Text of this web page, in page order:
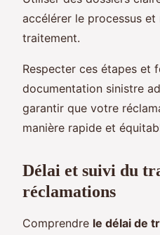
accélérer le processus
traitement.
Respecter ces étapes et
documentation sinistre
garantir que votre
manière rapide et
Délai et suivi du
réclamations
Comprendre le délai de